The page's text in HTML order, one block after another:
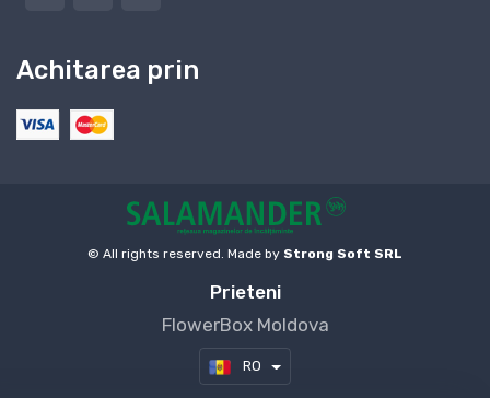
Achitarea prin
© All rights reserved. Made by Strong Soft SRL
Prieteni
FlowerBox Moldova
RO